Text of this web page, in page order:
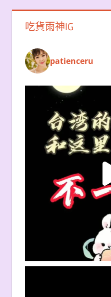
吃貨雨神IG
patienceru